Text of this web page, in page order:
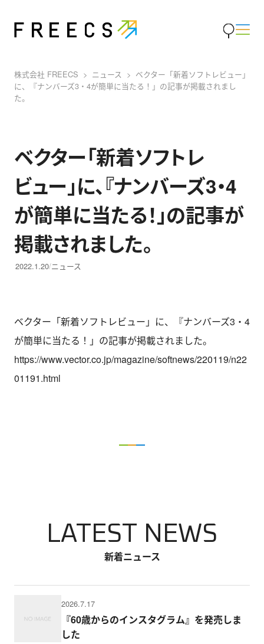
株式会社 FREECS ニュース
ベクター「新着ソフトレビュー」
に、『ナンバーズ3・4が簡単に当たる！」の記事が掲載されまし
た。
ベクター「新着ソフトレ
ビュー」に、『ナンバーズ3・4
が簡単に当たる！」の記事が
掲載されました。
2022.1.20 ニュース
ベクター「新着ソフトレビュー」に、『ナンバーズ3・4
が簡単に当たる！」の記事が掲載されました。
https://www.vector.co.jp/magazine/softnews/220119/n22
01191.html
新着ニュース
LATEST NEWS
2026.7.17
『60歳からのインスタグラム』を発売しま
した